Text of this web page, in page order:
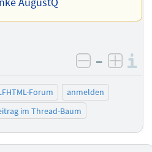
negativ
–
Forum
anmelden
im Thread-Baum